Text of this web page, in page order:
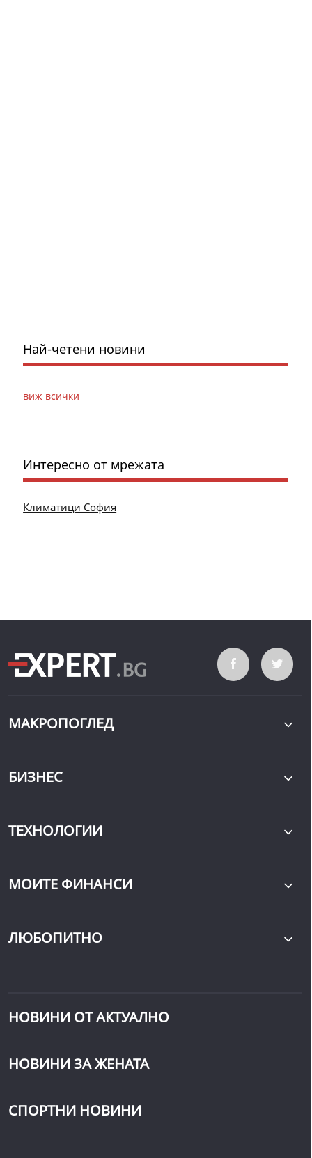
Най-четени новини
виж всички
Интересно от мрежата
Климатици София
МАКРОПОГЛЕД
БИЗНЕС
ТЕХНОЛОГИИ
МОИТЕ ФИНАНСИ
ЛЮБОПИТНО
НОВИНИ ОТ АКТУАЛНО
НОВИНИ ЗА ЖЕНАТА
СПОРТНИ НОВИНИ